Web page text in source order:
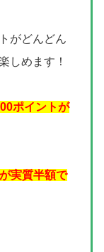
がどんどん
しめます！
ポイントが
実質半額で